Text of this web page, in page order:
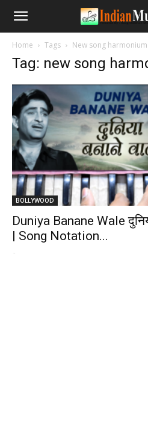
Home Tags New song
Tag: new song
BOLLYWOOD
Duniya Banane Wale
| Song Notation...
-